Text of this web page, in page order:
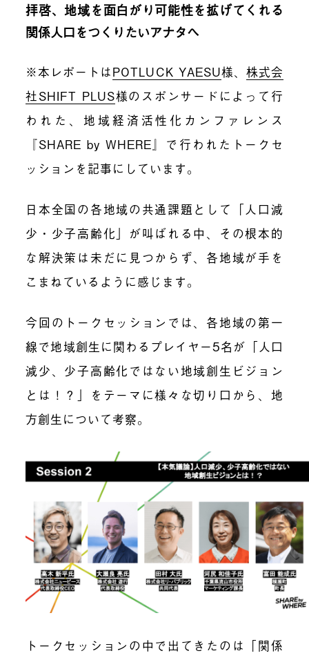
拝啓、地域を面白がり可能性を拡げてくれる
関係人口をつくりたいアナタへ
※本レポートはPOTLUCK YAESU様、 株式会
社SHIFT PLUS様のスポンサードによって行
われた、地域経済活性化カンファレンス
『SHARE by WHERE』で行われたトークセ
ッションを記事にしています。
日本全国の各地域の共通課題として「人口減
少・少子高齢化」が叫ばれる中、その根本的
な解決策は未だに見つからず、各地域が手を
こまねているように感じます。
今回のトークセッションでは、各地域の第一
線で地域創生に関わるプレイヤー5名が「人口
減少、少子高齢化ではない地域創生ビジョン
とは！？」をテーマに様々な切り口から、地
方創生について考察。
トークセッションの中で出てきたのは「関係